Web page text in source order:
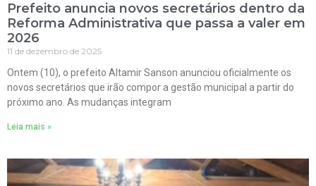
Prefeito anuncia novos secretários dentro da
Reforma Administrativa que passa a valer em
2026
11 de dezembro de 2025
Ontem (10), o prefeito Altamir Sanson anunciou oficialmente os
novos secretários que irão compor a gestão municipal a partir do
próximo ano. As mudanças integram
Leia mais »